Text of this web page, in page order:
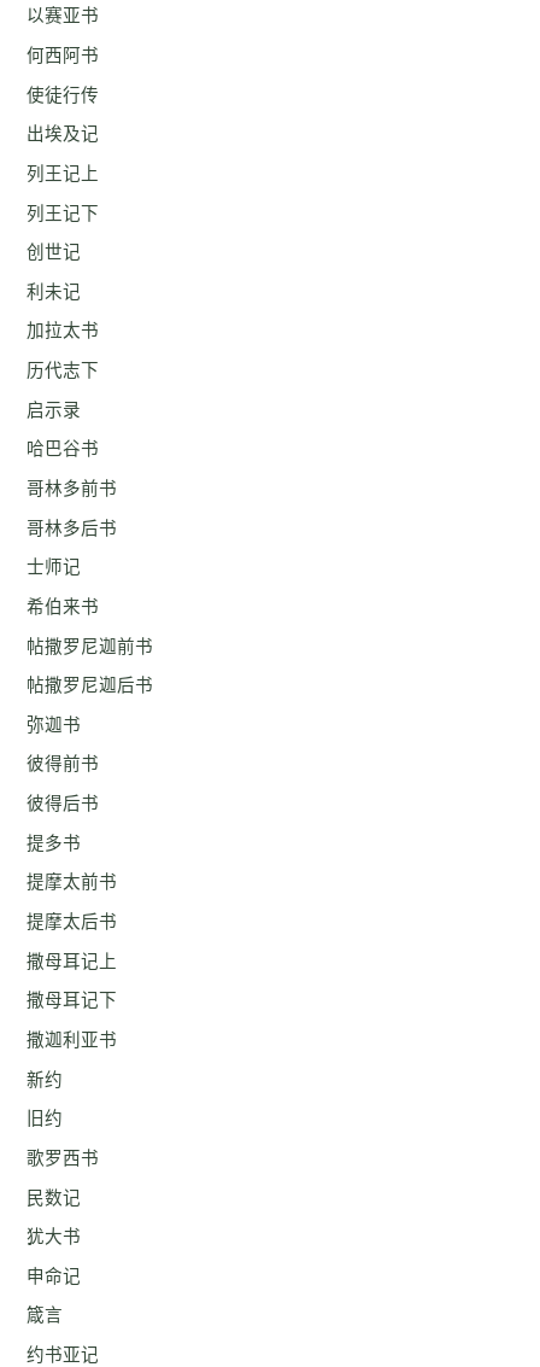
以赛亚书
何西阿书
使徒行传
出埃及记
列王记上
列王记下
创世记
利未记
加拉太书
历代志下
启示录
哈巴谷书
哥林多前书
哥林多后书
士师记
希伯来书
帖撒罗尼迦前书
帖撒罗尼迦后书
弥迦书
彼得前书
彼得后书
提多书
提摩太前书
提摩太后书
撒母耳记上
撒母耳记下
撒迦利亚书
新约
旧约
歌罗西书
民数记
犹大书
申命记
箴言
约书亚记